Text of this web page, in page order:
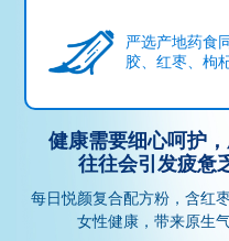
严选产地药食
胶、红枣、枸
健康需要细心呵护
往往会引发疲惫
每日悦颜复合配方粉，含红
女性健康，带来原生